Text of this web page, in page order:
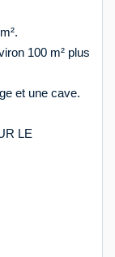
100 m² plus
et une cave.
LE